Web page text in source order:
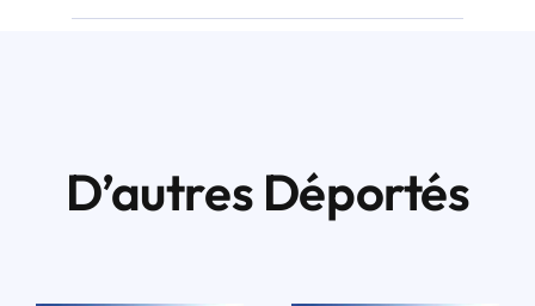
D’autres Déportés